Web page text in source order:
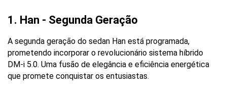
1. Han - Segunda Geração
A segunda geração do sedan Han está programada,
prometendo incorporar o revolucionário sistema híbrido
DM-i 5.0. Uma fusão de elegância e eficiência energética
que promete conquistar os entusiastas.